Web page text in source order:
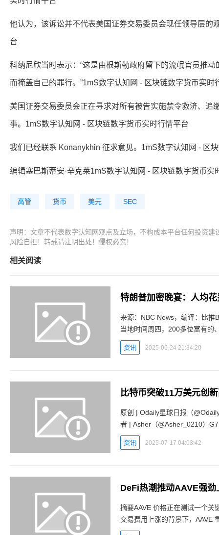
他认为，该诉讼并不代表美国证券交易委员会现任领导层的
台
科纳尼欣当时表示：“这是由根斯勒政府留下的流氓官员推
而掩盖自己的罪行。”1mS数字认知网 - 区块链数字货币实时
美国证券交易委员会正在寻求对所有被告实施禁令救济、追
事。1mS数字认知网 - 区块链数字货币实时行情平台
我们已经联系 Konanykhin 征求意见。1mS数字认知网 - 区
编辑塞巴斯蒂安·辛克莱1mS数字认知网 - 区块链数字货币实
高管 货币 美元 SEC
声明：文章不代表数字认知网观点及立场，不构成本平台任何投资
风险自担！转载请注明出处！侵权必究！
相关阅读
特朗普加密晚宴：人均
来源：NBC News，编译：比推
当地时间周四，200多位富有的
纳德·特朗普共进晚餐。d5z数字
资讯 2025-06-24 21:34:20
比特币突破11万美元创
原创 | Odaily星球日报（
者 | Asher（@Asher_0210）G7U数
网 - 区块链数字
资讯 2025-07-17 04:03:42
DeFi热潮推动AAVE强
摘要AAVE 价格正在测试一个关键需求区域
交易费用上涨的背景下，AAVE